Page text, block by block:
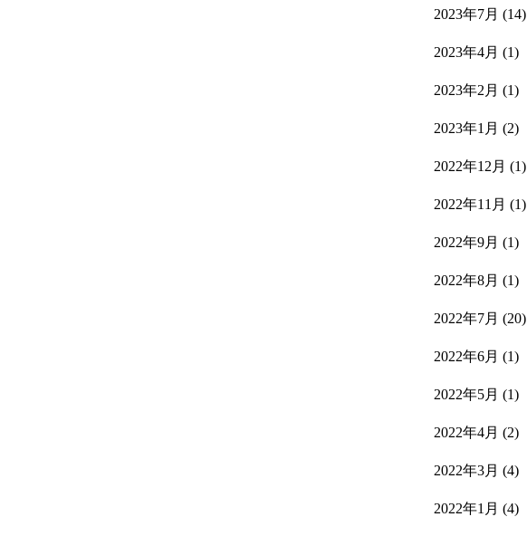
2023年7月 (14)
2023年4月 (1)
2023年2月 (1)
2023年1月 (2)
2022年12月 (1)
2022年11月 (1)
2022年9月 (1)
2022年8月 (1)
2022年7月 (20)
2022年6月 (1)
2022年5月 (1)
2022年4月 (2)
2022年3月 (4)
2022年1月 (4)